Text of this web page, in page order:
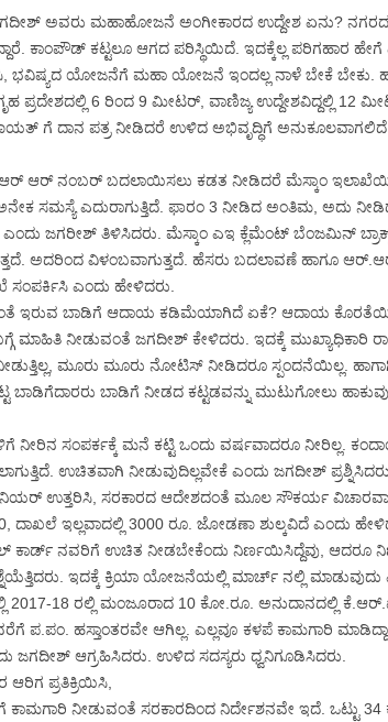
ಅವರು ಮಹಾಹೋಜನೆ ಅಂಗೀಕಾರದ ಉದ್ದೇಶ ಏನು?
ಕಾಂಪೌಡ್ ಕಟ್ಟಲೂ ಆಗದ ಪರಿಸ್ಥಿಯಿದೆ. ಇದಕ್ಕೆಲ್ಲ ಪರಿಗಹಾರ ಹೇಗೆ
ಭವಿಷ್ಯದ ಯೋಜನೆಗೆ ಮಹಾ ಯೋಜನೆ ಇಂದಲ್ಲ ನಾಳೆ ಬೇಕೆ ಬೇಕು.
ಪ್ರದೇಶದಲ್ಲಿ 6 ರಿಂದ 9 ಮೀಟರ್, ವಾಣಿಜ್ಯ ಉದ್ದೇಶವಿದ್ದಲ್ಲಿ 12
ಗೆ ದಾನ ಪತ್ರ ನೀಡಿದರೆ ಉಳಿದ ಅಭಿವೃದ್ಧಿಗೆ ಅನುಕೂಲವಾಗಲಿದೆ
ಆರ್ ನಂಬರ್ ಬದಲಾಯಿಸಲು ಕಡತ ನೀಡಿದರೆ ಮೆಸ್ಕಾಂ
ಸಮಸ್ಯೆ ಎದುರಾಗುತ್ತಿದೆ‌. ಫಾರಂ 3 ನೀಡಿದ ಅಂತಿಮ, ಅದು
ಜಗರೀಶ್ ತಿಳಿಸಿದರು. ಮೆಸ್ಕಾಂ ಎಇ ಕ್ಲೆಮೆಂಟ್ ಬೆಂಜಮಿನ್ ಬ್ರಾಕ್ಸ್
ಅದರಿಂದ ವಿಳಂಬವಾಗುತ್ತದೆ‌. ಹೆಸರು ಬದಲಾವಣೆ ಹಾಗೂ
ಸಂಪರ್ಕಿಸಿ ಎಂದು ಹೇಳಿದರು.
ಇರುವ ಬಾಡಿಗೆ ಆದಾಯ ಕಡಿಮೆಯಾಗಿದೆ ಏಕೆ? ಆದಾಯ
ಮಾಹಿತಿ ನೀಡುವಂತೆ ಜಗದೀಶ್ ಕೇಳಿದರು‌. ಇದಕ್ಕೆ ಮುಖ್ಯಾಧಿಕಾರಿ
ಮೂರು ಮೂರು ನೋಟಿಸ್ ನೀಡಿದರೂ ಸ್ಪಂದನೆಯಿಲ್ಲ. ಹಾಗಾಗಿ
ಬಾಡಿಗೆದಾರರು ಬಾಡಿಗೆ ನೀಡದ ಕಟ್ಟಡವನ್ನು ಮುಟುಗೋಲು
ನೀರಿನ ಸಂಪರ್ಕಕ್ಕೆ ಮನೆ ಕಟ್ಟಿ ಒಂದು ವರ್ಷವಾದರೂ ನೀರಿಲ್ಲ.
ಉಚಿತವಾಗಿ ನೀಡುವುದಿಲ್ಲವೇಕೆ ಎಂದು ಜಗದೀಶ್
ಉತ್ತರಿಸಿ, ಸರಕಾರದ ಆದೇಶದಂತೆ ಮೂಲ ಸೌಕರ್ಯ
ದಾಖಲೆ ಇಲ್ಲವಾದಲ್ಲಿ 3000 ರೂ. ಜೋಡಣಾ ಶುಲ್ಕವಿದೆ ಎಂದು
ನವರಿಗೆ ಉಚಿತ ನೀಡಬೇಕೆಂದು ನಿರ್ಣಯಿಸಿದ್ದೆವು, ಆದರೂ
ಇದಕ್ಕೆ ಕ್ರಿಯಾ ಯೋಜನೆಯಲ್ಲಿ ಮಾರ್ಚ್ ನಲ್ಲಿ ಮಾಡುವುದು
2017-18 ರಲ್ಲಿ ಮಂಜೂರಾದ 10 ಕೋ.ರೂ. ಅನುದಾನದಲ್ಲಿ
ಪ.ಪಂ. ಹಸ್ತಾಂತರವೇ ಆಗಿಲ್ಲ. ಎಲ್ಲವೂ ಕಳಪೆ ಕಾಮಗಾರಿ
ಜಗದೀಶ್ ಆಗ್ರಹಿಸಿದರು. ಉಳಿದ ಸದಸ್ಯರು ಧ್ವನಿಗೂಡಿಸಿದರು.
ಪ್ರತಿಕ್ರಿಯಿಸಿ,
ನೀಡುವಂತೆ ಸರಕಾರದಿಂದ ನಿರ್ದೇಶನವೇ ಇದೆ. ಒಟ್ಟು 34